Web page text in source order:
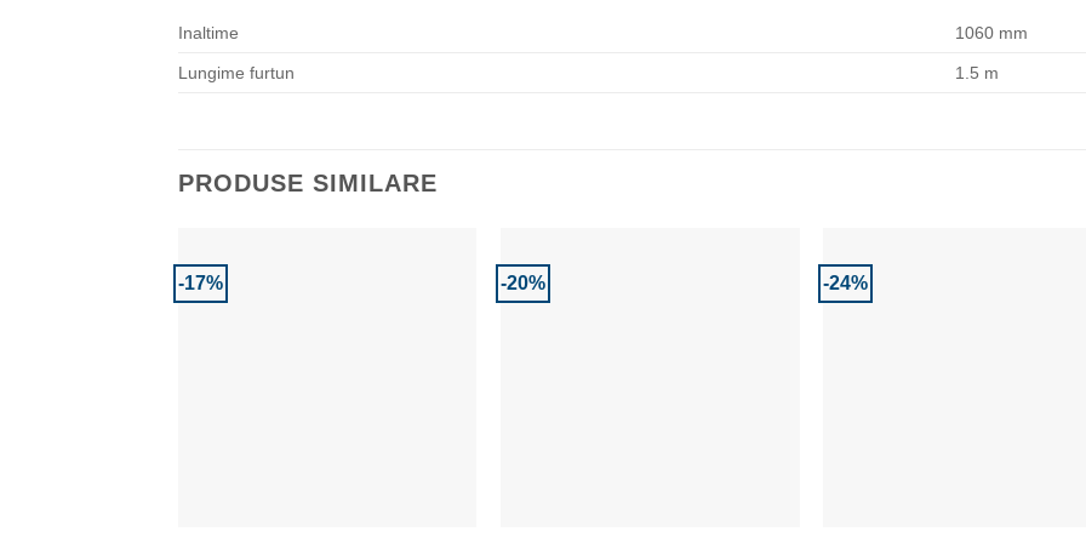
Inaltime 1060 mm
Lungime furtun 1.5 m
PRODUSE SIMILARE
-17% -20% -24%